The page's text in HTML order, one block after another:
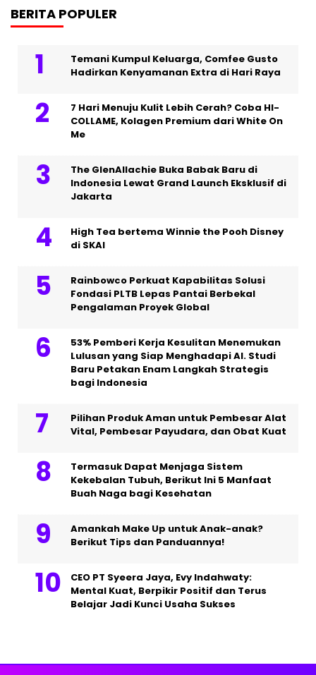
BERITA POPULER
Temani Kumpul Keluarga, Comfee Gusto
Hadirkan Kenyamanan Extra di Hari Raya
7 Hari Menuju Kulit Lebih Cerah? Coba HI-
COLLAME, Kolagen Premium dari White On
Me
The GlenAllachie Buka Babak Baru di
Indonesia Lewat Grand Launch Eksklusif di
Jakarta
High Tea bertema Winnie the Pooh Disney
di SKAI
Rainbowco Perkuat Kapabilitas Solusi
Fondasi PLTB Lepas Pantai Berbekal
Pengalaman Proyek Global
53% Pemberi Kerja Kesulitan Menemukan
Lulusan yang Siap Menghadapi AI. Studi
Baru Petakan Enam Langkah Strategis
bagi Indonesia
Pilihan Produk Aman untuk Pembesar Alat
Vital, Pembesar Payudara, dan Obat Kuat
Termasuk Dapat Menjaga Sistem
Kekebalan Tubuh, Berikut Ini 5 Manfaat
Buah Naga bagi Kesehatan
Amankah Make Up untuk Anak-anak?
Berikut Tips dan Panduannya!
CEO PT Syeera Jaya, Evy Indahwaty:
Mental Kuat, Berpikir Positif dan Terus
Belajar Jadi Kunci Usaha Sukses